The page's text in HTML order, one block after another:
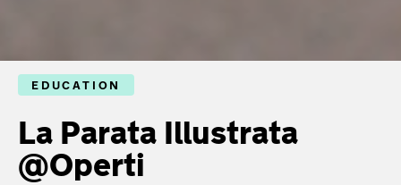
EDUCATION
La Parata Illustrata
@Operti